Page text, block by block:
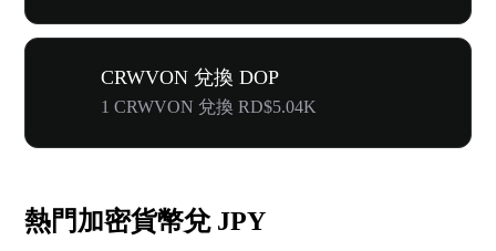
CRWVON 兌換 DOP
1 CRWVON 兌換 RD$5.04K
熱門加密貨幣兌 JPY